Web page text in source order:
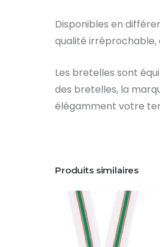
Disponibles en
qualité irréprochable,
Les bretelles sont
des bretelles, la
élégamment votre
Produits similaires